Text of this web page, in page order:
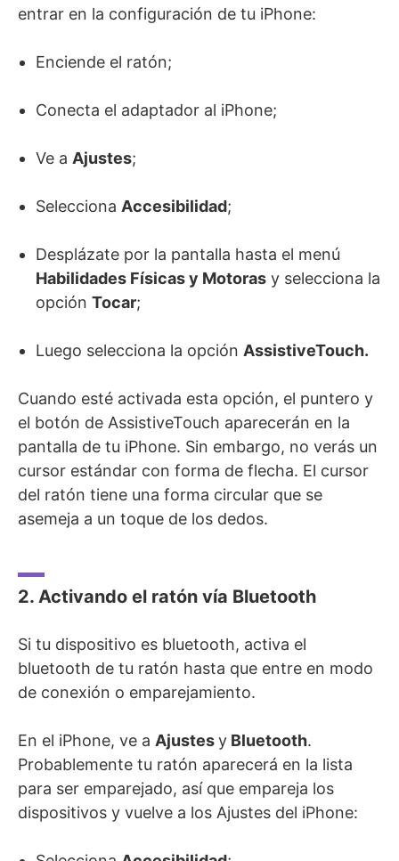
entrar en la configuración de tu iPhone:
Enciende el ratón;
Conecta el adaptador al iPhone;
Ve a Ajustes;
Selecciona Accesibilidad;
Desplázate por la pantalla hasta el menú
Habilidades Físicas y Motoras y selecciona la
opción Tocar;
Luego selecciona la opción AssistiveTouch.
Cuando esté activada esta opción, el puntero y
el botón de AssistiveTouch aparecerán en la
pantalla de tu iPhone. Sin embargo, no verás un
cursor estándar con forma de flecha. El cursor
del ratón tiene una forma circular que se
asemeja a un toque de los dedos.
2. Activando el ratón vía Bluetooth
Si tu dispositivo es bluetooth, activa el
bluetooth de tu ratón hasta que entre en modo
de conexión o emparejamiento.
En el iPhone, ve a Ajustesy Bluetooth.
Probablemente tu ratón aparecerá en la lista
para ser emparejado, así que empareja los
dispositivos y vuelve a los Ajustes del iPhone: